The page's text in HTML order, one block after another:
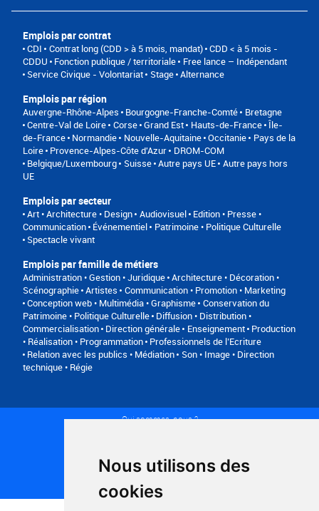
Nous utilisons des
cookies
Emplois par contrat
CDI Contrat long (CDD > à 5 mois, mandat) CDD < à 5 mois -
CDDU
Fonction publique / territoriale
Free lance – Indépendant
Service Civique - Volontariat
Stage Alternance
Emplois par région
Auvergne-Rhône-Alpes Bourgogne-Franche-Comté
Bretagne
Centre-Val de Loire Corse Grand Est Hauts-de-France Île-
de-France Normandie Nouvelle-Aquitaine Occitanie
Pays de la
Loire Provence-Alpes-Côte d'Azur
DROM-COM
Belgique/Luxembourg
Suisse Autre pays UE Autre pays hors
UE
Emplois par secteur
Art • Architecture • Design Audiovisuel Edition • Presse •
Communication Événementiel
Patrimoine • Politique Culturelle
Spectacle vivant
Emplois par famille de métiers
Administration • Gestion • Juridique Architecture • Décoration •
Scénographie Artistes
Communication • Promotion • Marketing
Conception web • Multimédia • Graphisme Conservation du
Patrimoine • Politique Culturelle Diffusion • Distribution •
Commercialisation Direction générale Enseignement Production
• Réalisation • Programmation Professionnels de l’Ecriture
Relation avec les publics • Médiation
Son • Image • Direction
technique • Régie
Qui sommes-nous ?
Plan du site
FAQ recruteurs
FAQ